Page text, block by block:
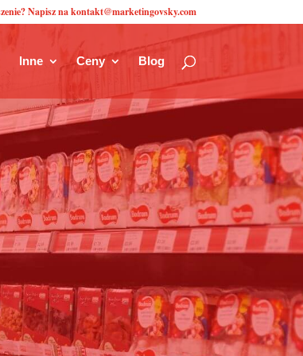
Napisz na kontakt@marketingovsky.com
Inne Ceny Blog